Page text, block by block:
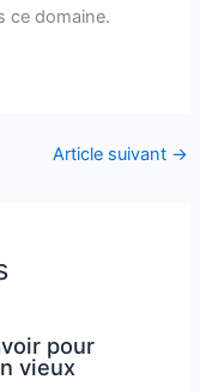
ce domaine.
Article suivant →
pour
vieux